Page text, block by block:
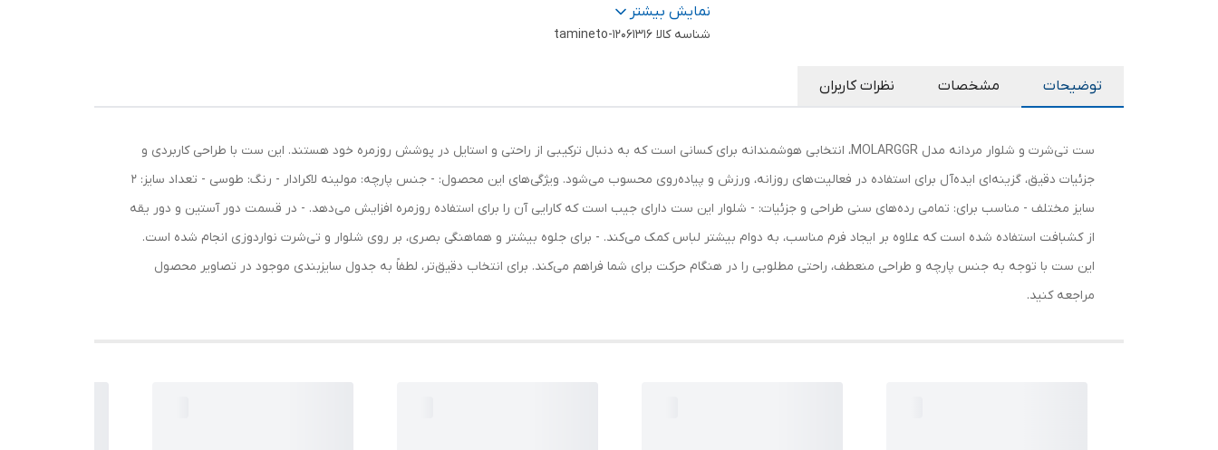
رنگ:طوسی
موارد
مناسب برای استفاده روزمره ورزش و پیاده
نمایش بیشتر
شناسه کالا tamineto-12061316
توضیحات مشخصات نظرات کاربران
ست تی‌شرت و شلوار مردانه مدل MOLARGGR، انتخابی هوشمندانه برای کسانی است که به دنبال ترکیبی از راحتی و استایل در پوشش روزمره خود هستند. این ست با طراحی کاربردی و
جزئیات دقیق، گزینه‌ای ایده‌آل برای استفاده در فعالیت‌های روزانه، ورزش و پیاده‌روی محسوب می‌شود. ویژگی‌های این محصول: - جنس پارچه: مولینه لاکرادار - رنگ: طوسی - تعداد سایز: 2
سایز مختلف - مناسب برای: تمامی رده‌های سنی طراحی و جزئیات: - شلوار این ست دارای جیب است که کارایی آن را برای استفاده روزمره افزایش می‌دهد. - در قسمت دور آستین و دور یقه
از کشبافت استفاده شده است که علاوه بر ایجاد فرم مناسب، به دوام بیشتر لباس کمک می‌کند. - برای جلوه بیشتر و هماهنگی بصری، بر روی شلوار و تی‌شرت نوار‌دوزی انجام شده است.
این ست با توجه به جنس پارچه و طراحی منعطف، راحتی مطلوبی را در هنگام حرکت برای شما فراهم می‌کند. برای انتخاب دقیق‌تر، لطفاً به جدول سایزبندی موجود در تصاویر محصول
مراجعه کنید.